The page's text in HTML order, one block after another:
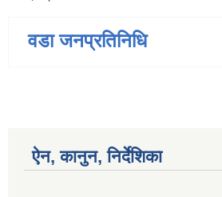
वडा जनप्रतिनिधि
ऐन, कानुन, निर्देशिका